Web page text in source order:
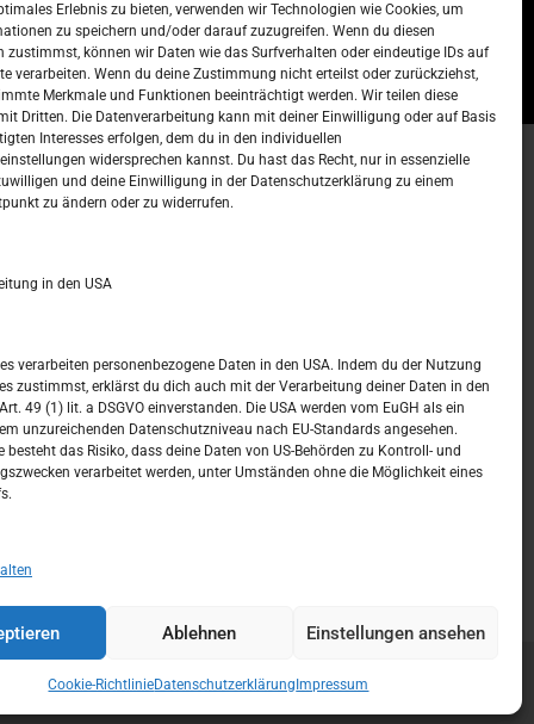
Erlebnis zu bieten, verwenden wir Technologien wie Cookies, um
zu speichern und/oder darauf zuzugreifen. Wenn du diesen
zustimmst, können wir Daten wie das Surfverhalten oder eindeutige IDs auf
verarbeiten. Wenn du deine Zustimmung nicht erteilst oder zurückziehst,
Merkmale und Funktionen beeinträchtigt werden. Wir teilen diese
Dritten. Die Datenverarbeitung kann mit deiner Einwilligung oder auf Basis
Interesses erfolgen, dem du in den individuellen
widersprechen kannst. Du hast das Recht, nur in essenzielle
und deine Einwilligung in der Datenschutzerklärung zu einem
zu ändern oder zu widerrufen.
in den USA
verarbeiten personenbezogene Daten in den USA. Indem du der Nutzung
zustimmst, erklärst du dich auch mit der Verarbeitung deiner Daten in den
49 (1) lit. a DSGVO einverstanden. Die USA werden vom EuGH als ein
unzureichenden Datenschutzniveau nach EU-Standards angesehen.
besteht das Risiko, dass deine Daten von US-Behörden zu Kontroll- und
verarbeitet werden, unter Umständen ohne die Möglichkeit eines
Ablehnen Einstellungen ansehen
Cookie-RichtlinieDatenschutzerklärung Impressum
15. Oktober 2022 Redakcija
–
Kalendar
5 6 7 8 9 10 11
12 13 14 15 16 17
19 20 21 22 23 24 25